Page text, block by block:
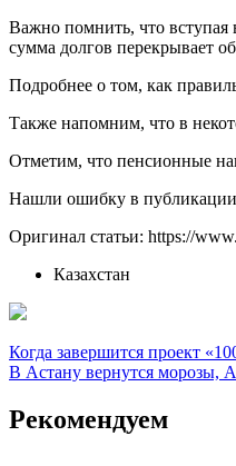
Важно помнить, что вступая
сумма долгов перекрывает
Подробнее о том, как
Также напомним, что в
Отметим, что пенсионные
Нашли ошибку в
Оригинал статьи: https://
Казахстан
Навигация
по
записям
Когда завершится проект
В Астану вернутся морозы,
Рекомендуем